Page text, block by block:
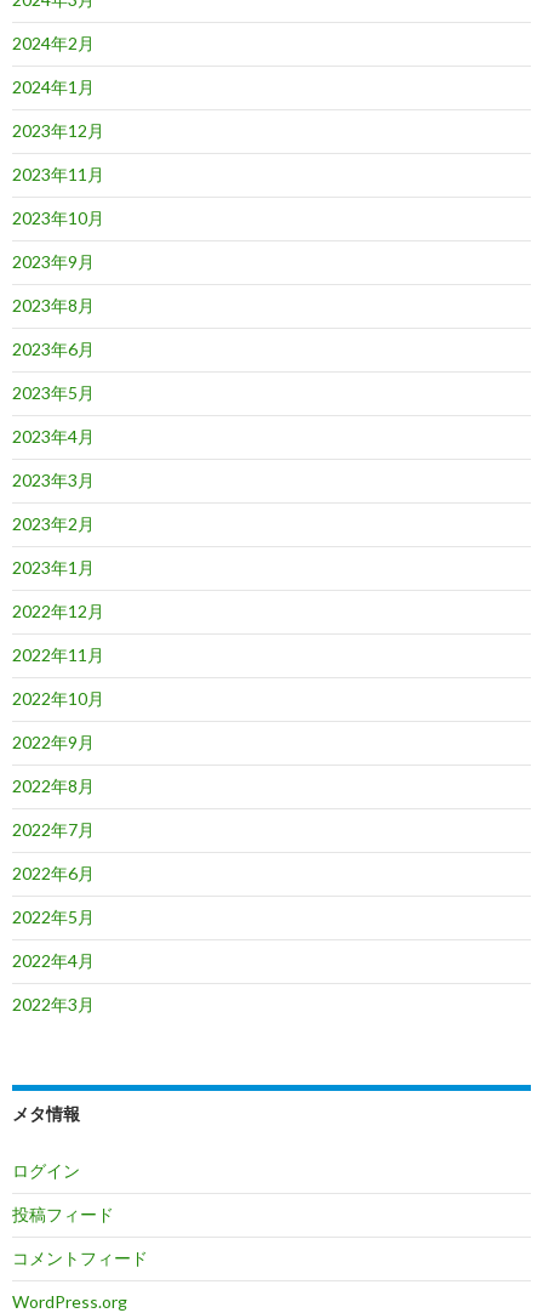
2024年2月
2024年1月
2023年12月
2023年11月
2023年10月
2023年9月
2023年8月
2023年6月
2023年5月
2023年4月
2023年3月
2023年2月
2023年1月
2022年12月
2022年11月
2022年10月
2022年9月
2022年8月
2022年7月
2022年6月
2022年5月
2022年4月
2022年3月
メタ情報
ログイン
投稿フィード
コメントフィード
WordPress.org